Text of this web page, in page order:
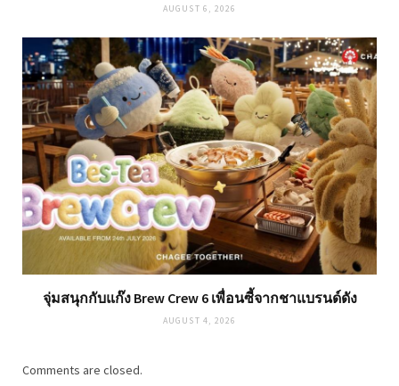
AUGUST 6, 2026
จุ่มสนุกกับแก๊ง Brew Crew 6 เพื่อนซี้จากชาแบรนด์ดัง
AUGUST 4, 2026
Comments are closed.